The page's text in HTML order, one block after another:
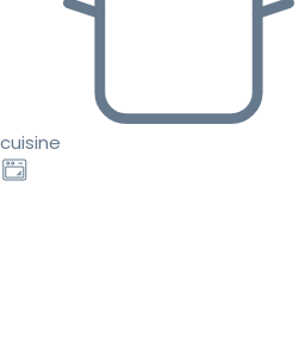
cuisine